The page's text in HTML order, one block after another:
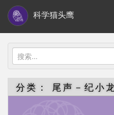
i
科学猫头鹰
搜
索：
分类： 尾声－纪小